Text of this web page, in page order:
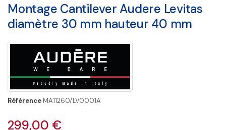
Montage Cantilever Audere Levitas
diamètre 30 mm hauteur 40 mm
RéférenceMA11260/LV0001A
299,00 €